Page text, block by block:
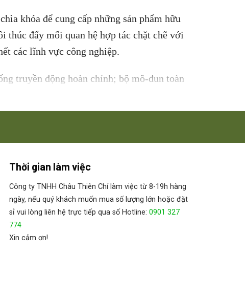
khóa để cung cấp những sản phẩm hữu
thúc đẩy mối quan hệ hợp tác chặt chẽ với
các lĩnh vực công nghiệp.
truyền động hoàn chỉnh; bộ mô-đun toàn
cho chất lượng và hiệu quả. Hệ thống
Vì vậy, các giải pháp đặc biệt và sửa đổi
Thời gian làm việc
Công ty TNHH Châu Thiên Chí làm việc từ 8-19h hàng
ngày, nếu quý khách muốn mua số lượng lớn hoặc đặt
sỉ vui lòng liên hệ trực tiếp qua số Hotline: 0901 327
774
Xin cảm ơn!